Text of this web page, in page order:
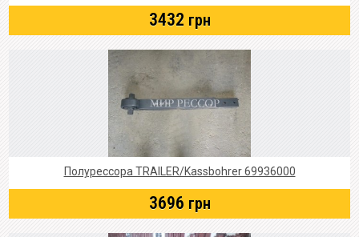
3432 грн
Полурессора TRAILER/Kassbohrer 69936000
3696 грн